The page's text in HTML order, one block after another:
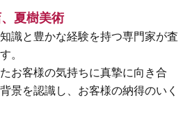
夏樹美術
識と豊かな経験を持つ専門家が査
。
お客様の気持ちに真摯に向き合
景を認識し、お客様の納得のいく